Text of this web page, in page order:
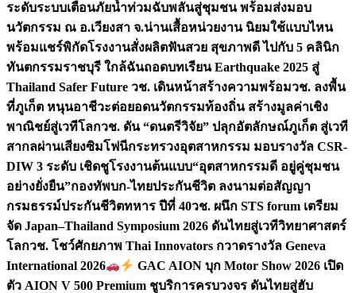
ระดับระบบเตือนภัยน้ำท่วมฉับพลันสู่ชุมชน พร้อมส่งมอบ
นวัตกรรม ณ อ.เวียงสา จ.น่านเสื้อหน่วยงาน นิยมใช้แบบไหน
พร้อมแชร์พิกัดโรงงานสั่งผลิตฟันสวย สุขภาพดี ไปกับ 5 คลินิก
ทันตกรรมราชบุรี ใกล้ฉันถอดบทเรียน Earthquake 2025 สู่
Thailand Safer Future วช. เดินหน้าสร้างความพร้อมวช. ลงพื้น
ที่ภูเก็ต หนุนอาชีวะต่อยอดนวัตกรรมท้องถิ่น สร้างมูลค่าเชิง
พาณิชย์สู่เวทีโลกวช. ดัน “ดนตรีวิจัย” ปลุกอัตลักษณ์ภูเก็ต สู่เวที
สากลผ่านเสียงซิมโฟนีกระทรวงอุตสาหกรรม มอบรางวัล CSR-
DIW 3 ระดับ เชิดชูโรงงานต้นแบบ“อุตสาหกรรมดี อยู่คู่ชุมชน
อย่างยั่งยืน”กองทัพบก-ไทยประกันชีวิต ลงนามต่อสัญญา
กรมธรรม์ประกันชีวิตทหาร ปีที่ 40วช. ผนึก STS forum เตรียม
จัด Japan–Thailand Symposium 2026 ดันไทยสู่เวทีวิทยาศาสตร์
โลกวช. โชว์ศักยภาพ Thai Innovators กวาดรางวัล Geneva
International 2026
GAC AION บุก Motor Show 2026 เปิด
ตัว AION V 500 Premium ชูบริการครบวงจร ดันไทยสู่ฮับ